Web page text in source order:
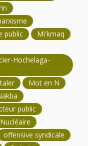
public
Mi'kmaq
Hochelaga-
Mot en N
public
Nucléaire
offensive syndicale